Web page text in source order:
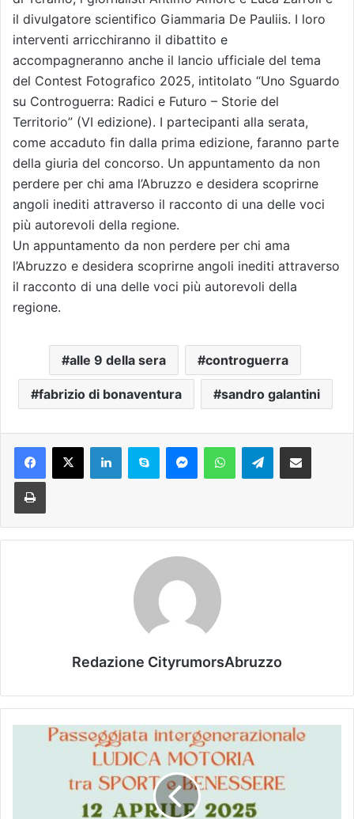
il divulgatore scientifico Giammaria De Pauliis. I loro
interventi arricchiranno il dibattito e
accompagneranno anche il lancio ufficiale del tema
del Contest Fotografico 2025, intitolato “Uno Sguardo
su Controguerra: Radici e Futuro – Storie del
Territorio” (VI edizione). I partecipanti alla serata,
come accaduto fin dalla prima edizione, faranno parte
della giuria del concorso. Un appuntamento da non
perdere per chi ama l’Abruzzo e desidera scoprirne
angoli inediti attraverso il racconto di una delle voci
più autorevoli della regione.
Un appuntamento da non perdere per chi ama
l’Abruzzo e desidera scoprirne angoli inediti attraverso
il racconto di una delle voci più autorevoli della
regione.
alle 9 della sera controguerra
fabrizio di bonaventura sandro galantini
Telegram
Redazione CityrumorsAbruzzo